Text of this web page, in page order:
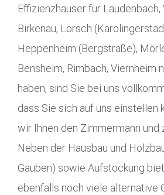
Effizienzhäuser für Laudenbach,
Birkenau, Lorsch
Heppenheim (Bergstraße),
Bensheim, Rimbach, Viernheim
haben, sind Sie bei uns
dass Sie sich auf uns einstellen
wir Ihnen den Zimmermann und
Neben der Hausbau und
Gauben) sowie Aufstockung
ebenfalls noch viele alternative